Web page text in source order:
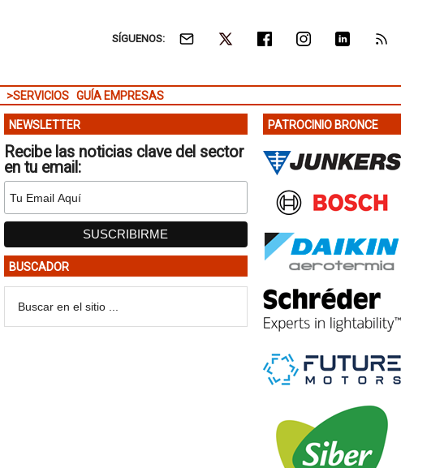
SÍGUENOS:
>SERVICIOS GUÍA EMPRESAS
NEWSLETTER
Recibe las noticias clave del sector
en tu email:
BUSCADOR
PATROCINIO BRONCE